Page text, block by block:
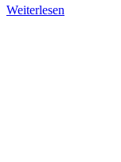
Weiterlesen